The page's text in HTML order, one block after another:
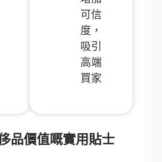
可信
度，
吸引
高端
買家
品價值嘅實用貼士